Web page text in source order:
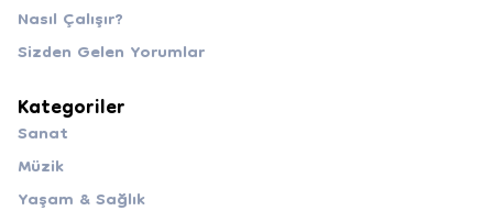
Nasıl Çalışır?
Sizden Gelen Yorumlar
Kategoriler
Sanat
Müzik
Yaşam & Sağlık